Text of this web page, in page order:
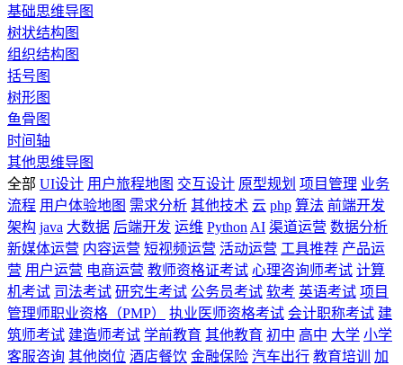
基础思维导图
树状结构图
组织结构图
括号图
树形图
鱼骨图
时间轴
其他思维导图
全部 UI设计 用户旅程地图 交互设计 原型规划 项目管理 业务
流程 用户体验地图 需求分析 其他技术 云 php 算法 前端开发
架构 java 大数据 后端开发 运维 Python AI 渠道运营 数据分析
新媒体运营 内容运营 短视频运营 活动运营 工具推荐 产品运
营 用户运营 电商运营 教师资格证考试 心理咨询师考试 计算
机考试 司法考试 研究生考试 公务员考试 软考 英语考试 项目
管理师职业资格（PMP）
执业医师资格考试 会计职称考试 建
筑师考试 建造师考试 学前教育 其他教育 初中 高中 大学 小学
客服咨询 其他岗位 酒店餐饮 金融保险 汽车出行 教育培训
加